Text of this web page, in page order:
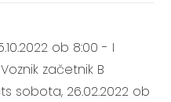
ob 8:00 - I
začetnik B
sobota, 26.02.2022 ob